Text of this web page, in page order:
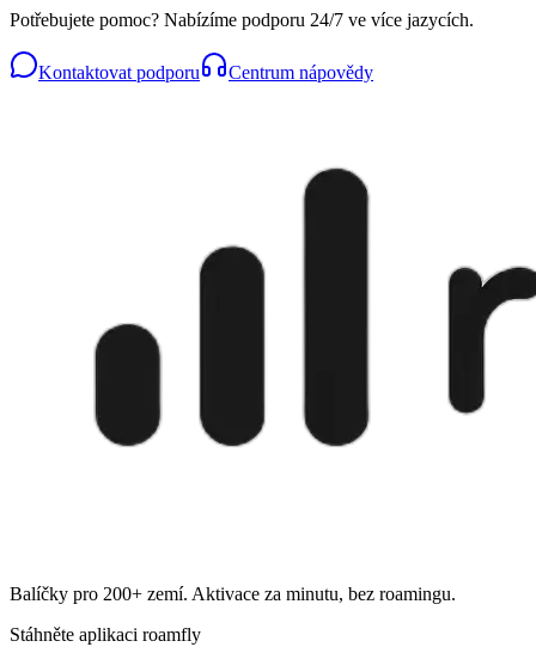
Potřebujete pomoc? Nabízíme podporu 24/7 ve více jazycích.
Kontaktovat podporu Centrum nápovědy
Balíčky pro 200+ zemí. Aktivace za minutu, bez roamingu.
Stáhněte aplikaci roamfly